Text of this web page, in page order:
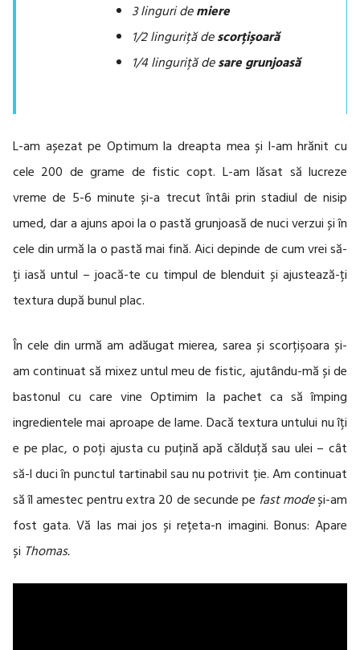
3 linguri demiere
1/2 linguriță descorțișoară
1/4 linguriță desare grunjoasă
L-am așezat pe Optimum la dreapta mea și l-am hrănit cu
cele 200 de grame de fistic copt. L-am lăsat să lucreze
vreme de 5-6 minute și-a trecut întâi prin stadiul de nisip
umed, dar a ajuns apoi la o pastă grunjoasă de nuci verzui și în
cele din urmă la o pastă mai fină. Aici depinde de cum vrei să-
ți iasă untul – joacă-te cu timpul de blenduit și ajustează-ți
textura după bunul plac.
În cele din urmă am adăugat mierea, sarea și scorțișoara și-
am continuat să mixez untul meu de fistic, ajutându-mă și de
bastonul cu care vine Optimim la pachet ca să împing
ingredientele mai aproape de lame. Dacă textura untului nu îți
e pe plac, o poți ajusta cu puțină apă călduță sau ulei – cât
să-l duci în punctul tartinabil sau nu potrivit ție. Am continuat
să îl amestec pentru extra 20 de secunde pe fast modeși-am
fost gata. Vă las mai jos și rețeta-n imagini. Bonus: Apare
și Thomas.